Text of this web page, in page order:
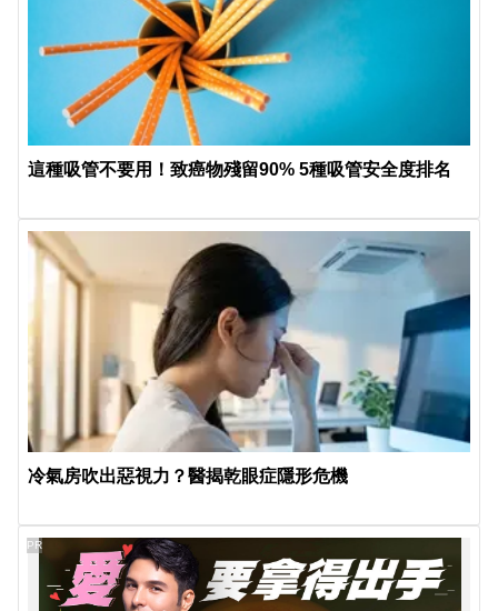
這種吸管不要用！致癌物殘留90% 5種吸管安全度排名
冷氣房吹出惡視力？醫揭乾眼症隱形危機
PR